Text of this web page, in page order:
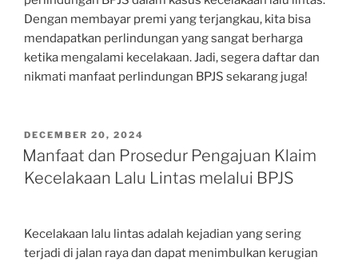
Dengan membayar premi yang terjangkau, kita bisa
mendapatkan perlindungan yang sangat berharga
ketika mengalami kecelakaan. Jadi, segera daftar dan
nikmati manfaat perlindungan BPJS sekarang juga!
POSTED
ON
DECEMBER 20, 2024
Manfaat dan Prosedur Pengajuan Klaim
Kecelakaan Lalu Lintas melalui BPJS
Kecelakaan lalu lintas adalah kejadian yang sering
terjadi di jalan raya dan dapat menimbulkan kerugian